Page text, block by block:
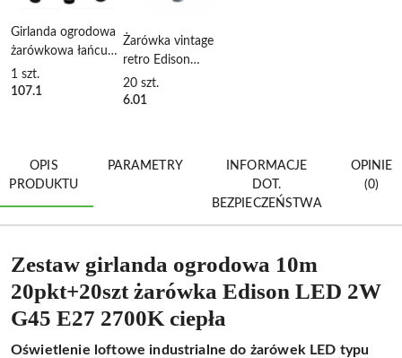
Girlanda ogrodowa
żarówkowa łańcuch
10m 20pkt oprawa
do żarówek E27
1 szt.
107.1
Żarówka vintage
retro Edison
Filament LED 2W
G45 E27 2700K
20 szt.
6.01
OPIS
PRODUKTU
PARAMETRY
INFORMACJE
DOT.
BEZPIECZEŃSTWA
OPINIE
(0)
Zestaw girlanda ogrodowa 10m
20pkt+20szt żarówka Edison LED 2W
G45 E27 2700K ciepła
Oświetlenie loftowe industrialne do żarówek LED typu